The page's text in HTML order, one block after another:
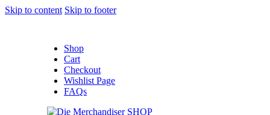
Skip to content Skip to footer
Shop
Cart
Checkout
Wishlist Page
FAQs